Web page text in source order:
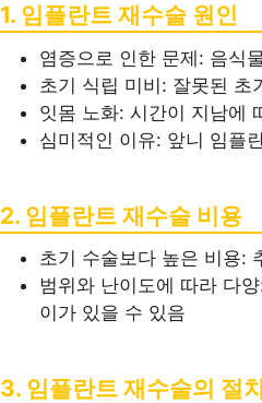
1. 임플란트 재수술 원인
염증으로 인한 문제: 음식
초기 식립 미비: 잘못된 초
잇몸 노화: 시간이 지남에
심미적인 이유: 앞니 임플
2. 임플란트 재수술 비용
초기 수술보다 높은 비용:
범위와 난이도에 따라 다
이가 있을 수 있음
3. 임플란트 재수술의 절